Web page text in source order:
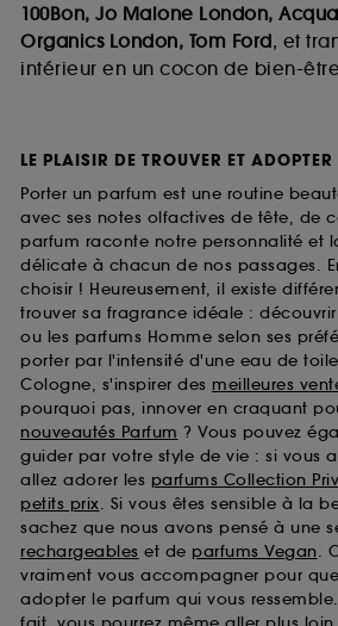
100Bon, Jo Malone London,
Organics London, Tom Ford, et
intérieur en un cocon de bien-
LE PLAISIR DE TROUVER ET
Porter un parfum est une routine
avec ses notes olfactives de tête, de
parfum raconte notre personnalité et
délicate à chacun de nos passages.
choisir ! Heureusement, il existe
trouver sa fragrance idéale :
ou les parfums Homme selon ses
porter par l'intensité d'une eau de
Cologne, s'inspirer des meilleures
pourquoi pas, innover en craquant
nouveautés Parfum ? Vous pouvez
guider par votre style de vie : si vous
allez adorer les parfums Collection
petits prix. Si vous êtes sensible à la
sachez que nous avons pensé à une
rechargeables et de parfums Vegan.
vraiment vous accompagner pour
adopter le parfum qui vous